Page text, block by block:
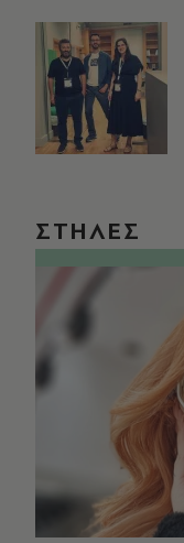
ΣΤΗΛΕΣ